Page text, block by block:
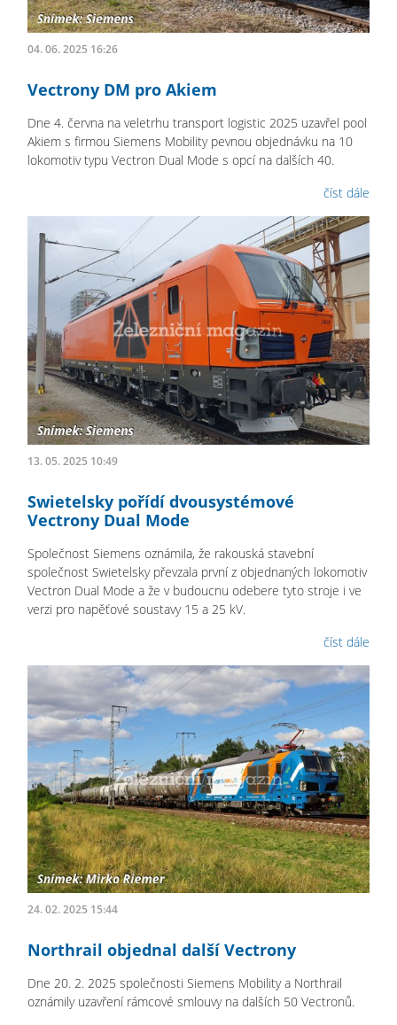
04. 06. 2025 16:26
Vectrony DM pro Akiem
Dne 4. června na veletrhu transport logistic 2025 uzavřel pool
Akiem s firmou Siemens Mobility pevnou objednávku na 10
lokomotiv typu Vectron Dual Mode s opcí na dalších 40.
číst dále
13. 05. 2025 10:49
Swietelsky pořídí dvousystémové
Vectrony Dual Mode
Společnost Siemens oznámila, že rakouská stavební
společnost Swietelsky převzala první z objednaných lokomotiv
Vectron Dual Mode a že v budoucnu odebere tyto stroje i ve
verzi pro napěťové soustavy 15 a 25 kV.
číst dále
24. 02. 2025 15:44
Northrail objednal další Vectrony
Dne 20. 2. 2025 společnosti Siemens Mobility a Northrail
oznámily uzavření rámcové smlouvy na dalších 50 Vectronů.